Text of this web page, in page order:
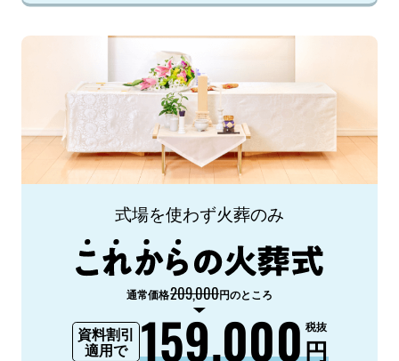
式場を使わず火葬のみ
通常価格209,000円のところ
資料割引
適用で
159,000円
税抜